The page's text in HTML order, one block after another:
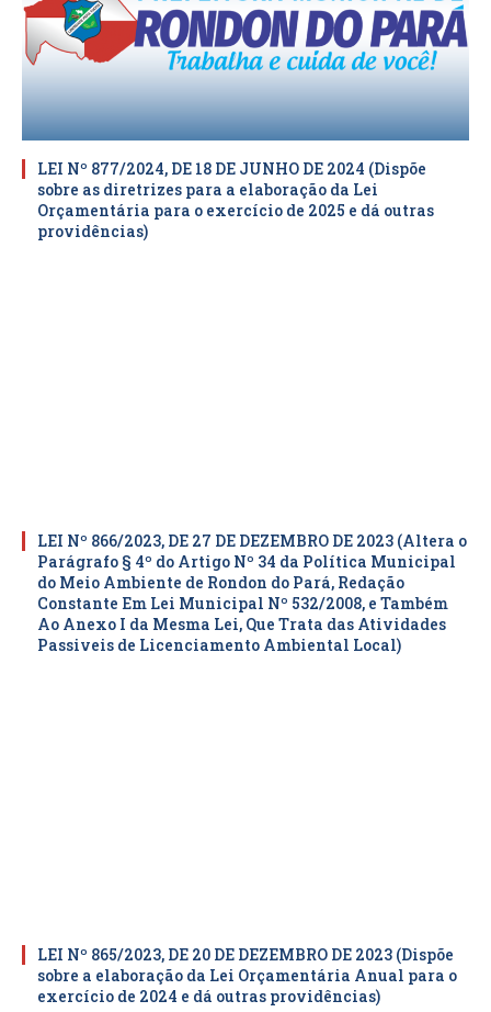
LEI Nº 877/2024, DE 18 DE JUNHO DE 2024 (Dispõe
sobre as diretrizes para a elaboração da Lei
Orçamentária para o exercício de 2025 e dá outras
providências)
LEI Nº 866/2023, DE 27 DE DEZEMBRO DE 2023 (Altera o
Parágrafo § 4º do Artigo Nº 34 da Política Municipal
do Meio Ambiente de Rondon do Pará, Redação
Constante Em Lei Municipal Nº 532/2008, e Também
Ao Anexo I da Mesma Lei, Que Trata das Atividades
Passiveis de Licenciamento Ambiental Local)
LEI Nº 865/2023, DE 20 DE DEZEMBRO DE 2023 (Dispõe
sobre a elaboração da Lei Orçamentária Anual para o
exercício de 2024 e dá outras providências)